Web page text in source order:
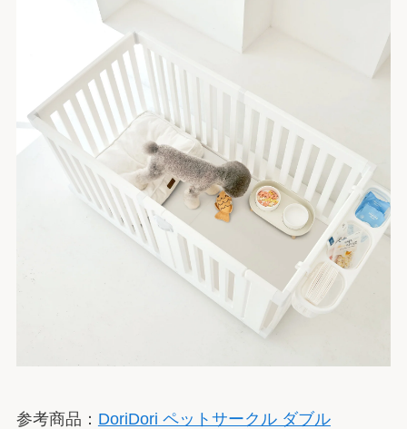
参考商品： DoriDori ペットサークル ダブル